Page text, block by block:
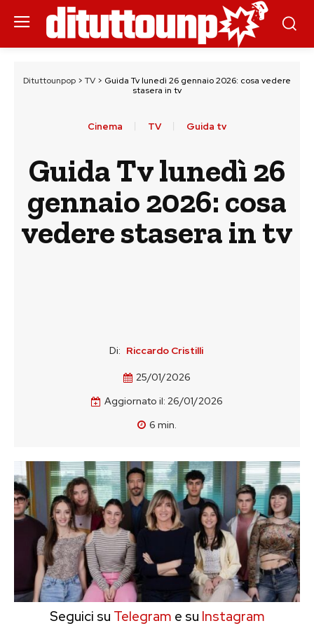
Dituttounpop > TV > Guida Tv lunedì 26 gennaio 2026: cosa vedere
stasera in tv
Cinema TV Guida tv
Guida Tv lunedì 26
gennaio 2026: cosa
vedere stasera in tv
Di: Riccardo Cristilli
25/01/2026
Aggiornato il: 26/01/2026
6 min.
Seguici su Telegram e su Instagram